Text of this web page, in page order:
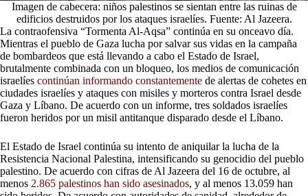
Imagen de cabecera: niños palestinos se sientan entre las ruinas de
edificios destruidos por los ataques israelíes. Fuente: Al Jazeera.
La contraofensiva “Tormenta Al-Aqsa” continúa en su onceavo día.
Mientras el pueblo de Gaza lucha por salvar sus vidas en la campaña
de bombardeos que está llevando a cabo el Estado de Israel,
brutalmente combinada con un bloqueo, los medios de comunicación
israelíes continúan informando constantemente de alertas de cohetes en
ciudades israelíes y ataques con misiles y morteros contra Israel desde
Gaza y Líbano. De acuerdo con un informe, tres soldados israelíes
fueron heridos por un misil antitanque disparado desde el Líbano.
El Estado de Israel continúa su intento de aniquilar la lucha de la
Resistencia Nacional Palestina, intensificando su genocidio del pueblo
palestino. De acuerdo con cifras de Al Jazeera del 16 de octubre, al
menos 2.865 palestinos han sido asesinados, y al menos 13.059 han